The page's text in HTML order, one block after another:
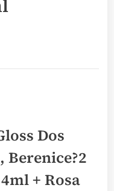
Dos
Berenice?2
+ Rosa